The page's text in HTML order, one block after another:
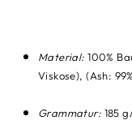
Material: 100%
Viskose), (Ash:
Grammatur: 185